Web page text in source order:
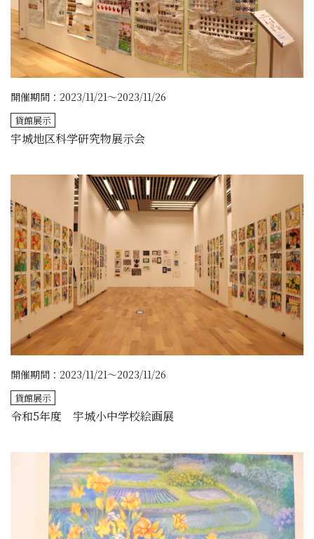
宇城地区科学研究物展示会
開催期間：2023/11/21～2023/11/26
貸館展示
令和5年度 宇城小中学校絵画展
開催期間：2023/11/21～2023/11/26
貸館展示